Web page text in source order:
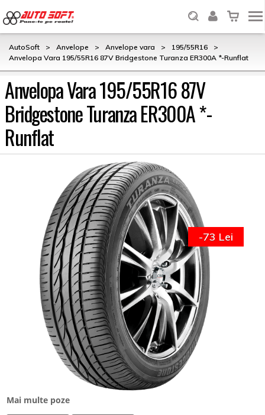
AutoSoft > Anvelope > Anvelope vara > 195/55R16
>
Anvelopa Vara 195/55R16 87V Bridgestone Turanza ER300A *-Runflat
Anvelopa Vara 195/55R16 87V
Bridgestone Turanza ER300A *-
Runflat
Mai multe poze
-73 Lei